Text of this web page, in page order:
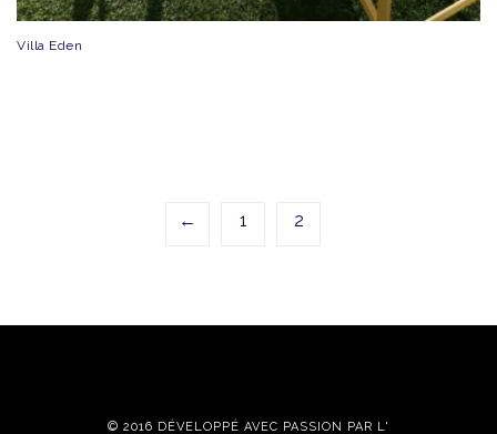
Villa Eden
← 1 2
© 2016 DÉVELOPPÉ AVEC PASSION PAR L'